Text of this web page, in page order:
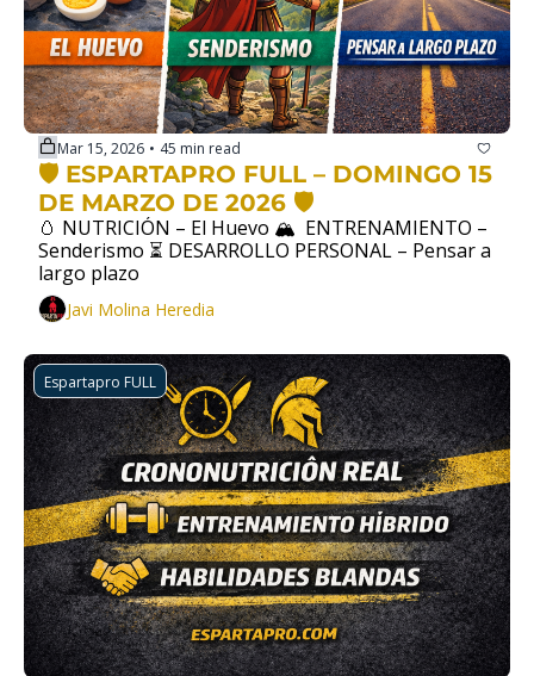
Mar 15, 2026 • 45 min read
🛡️ ESPARTAPRO FULL – DOMINGO 15
DE MARZO DE 2026 🛡️
🥚 NUTRICIÓN – El Huevo 🏔  ENTRENAMIENTO –
Senderismo ⏳ DESARROLLO PERSONAL – Pensar a
largo plazo
Javi Molina Heredia
Espartapro FULL